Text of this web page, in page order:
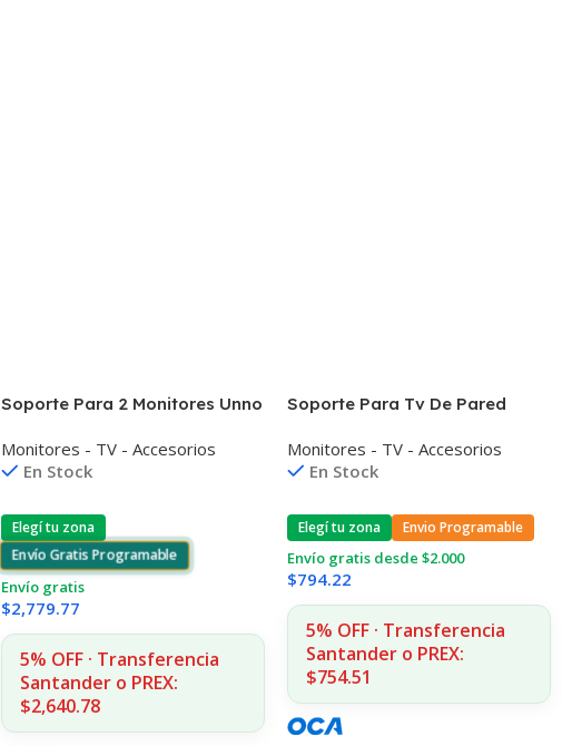
Soporte Para 2 Monitores Unno
Monitores - TV - Accesorios
En Stock
Elegí tu zona
Envío Gratis Programable
Envío gratis
$2,779.77
5% OFF · Transferencia
Santander o PREX:
$2,640.78
Soporte Para Tv De Pared
Monitores - TV - Accesorios
En Stock
Elegí tu zona Envio Programable
Envío gratis desde $2.000
$794.22
5% OFF · Transferencia
Santander o PREX:
$754.51